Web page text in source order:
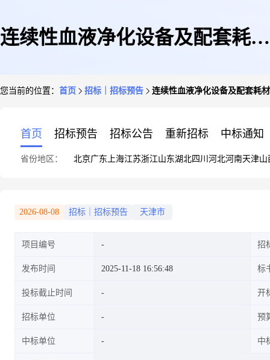
连续性血液净化设备及配套耗材
您当前的位置： 首页 招标｜招标预告 连续性血液净化设备及配套耗
首页 招标预告 招标公告 重新招标 中标通知
省份地区： 北京广东 上海江苏浙江山东湖北四川 河北河南天津山
2026-08-08 招标｜招标预告 天津市
项目编号 招
发布时间 2025-11-18 16:56:48 标
投标截止时间 开
招标单位 预
中标单位 中